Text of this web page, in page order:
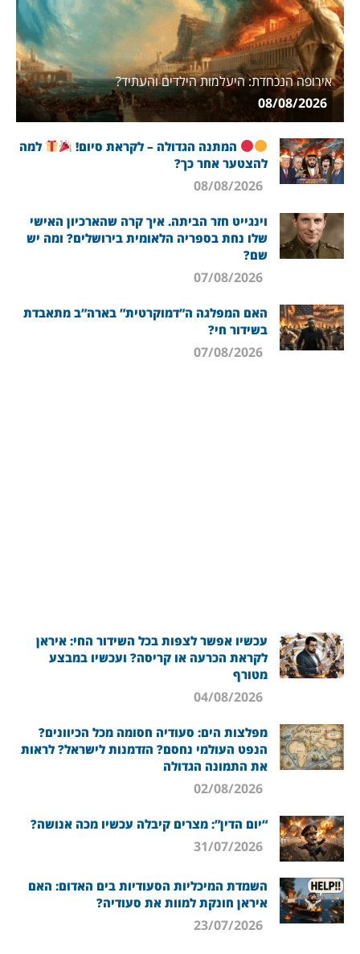
אירופה הנכחדת: היעלמות הילדים והעתיד?
המתנה הגדולה – לקראת סיום!
למה
להצטער אחר כך?
וינגייט חזר הביתה. איך קרה שהארכיון האישי
שלו נחת בספריה הלאומית בירושלים? ומה יש
שם?
האם המפלגה ה”דמוקרטית” בארה”ב מתאבדת
בשידור חי?
עכשיו אפשר לצפות בכל השידור החי: איראן
לקראת הכרעה או קריסה? ועכשיו במבצע
מטורף
מפלצות הים: סעודיה חסומה מכל הכיוונים?
הנפט העולמי נחסם? הזדמנות לישראל? לראות
את התמונה הגדולה
“יום הדין”: מצרים קיבלה עכשיו מכה אנושה?
השמדת המיכליות הסעודיות בים האדום: האם
איראן חונקת למוות את סעודיה?